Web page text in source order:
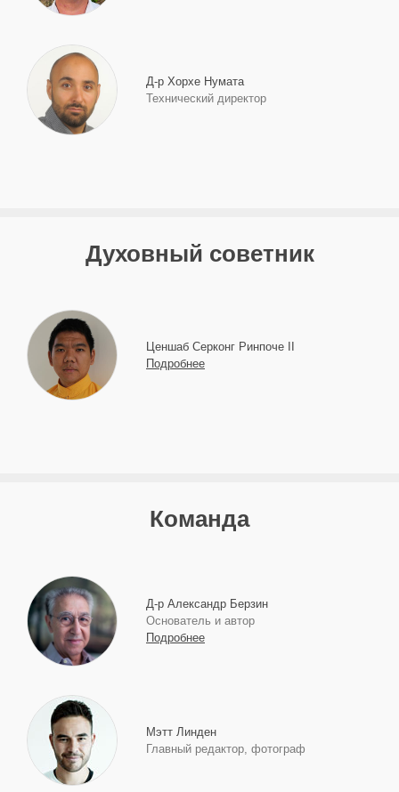
Д-р Хорхе Нумата
Технический директор
Духовный советник
Ценшаб Серконг Ринпоче II
Подробнее
Команда
Д-р Александр Берзин
Основатель и автор
Подробнее
Мэтт Линден
Главный редактор, фотограф